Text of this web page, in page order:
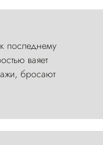
последнему
ваяет
бросают